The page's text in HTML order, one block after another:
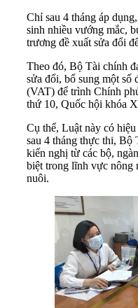
Chỉ sau 4 tháng áp
sinh nhiều vướng mắc,
trương đề xuất sửa đổi
Theo đó, Bộ Tài chính
sửa đổi, bổ sung một số
(VAT) để trình Chính
thứ 10, Quốc hội khóa
Cụ thể, Luật này có
sau 4 tháng thực thi, Bộ
kiến nghị từ các bộ,
biệt trong lĩnh vực nông
nuôi.